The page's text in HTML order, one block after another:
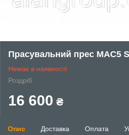
Прасувальний прес MAC5
Немає в наявності
Роздріб
16 600 ₴
Опис Доставка Оплата